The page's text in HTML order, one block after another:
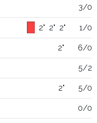
3/0
2" 2" 2" 1/0
2" 6/0
5/2
2" 5/0
0/0